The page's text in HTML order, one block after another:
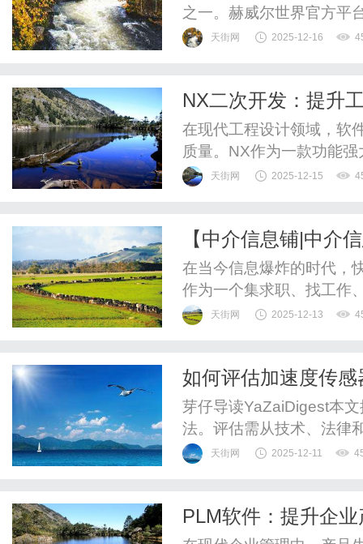
之一。赫威尔世界官方平
台，为优质商家提供了一
服务。通过平台的资源，
天街网 2025-12-16
NX二次开发：提升
在现代工程设计领域，软
质量。NX作为一款功能
计、模具设计、逆向工程
讨NX二次开发的概念、
天街网 2025-12-15
【中介信息铺|中介
及分类信息平台解析
在当今信息爆炸的时代，
作为一个集求职、找工作
台，【中介信息铺|中介
岗位，无论是应届毕业生
天街网 2025-12-13
如何评估加速度传
芽仔导读YaZaiDigest本
法。评估需从技术、法律
创新高度与不可替代性，
AI工具，并构建以产品为
天街网 2025-12-11
PLM软件：提升企